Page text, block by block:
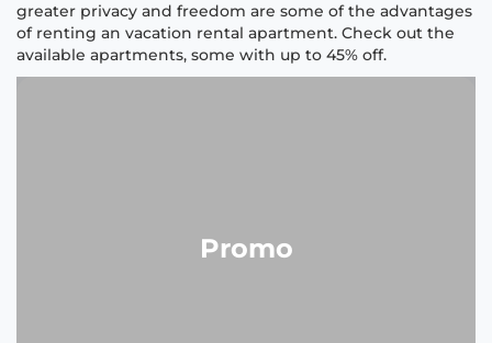
greater privacy and freedom are some of the advantages
of renting an vacation rental apartment. Check out the
available apartments, some with up to 45% off.
Promo